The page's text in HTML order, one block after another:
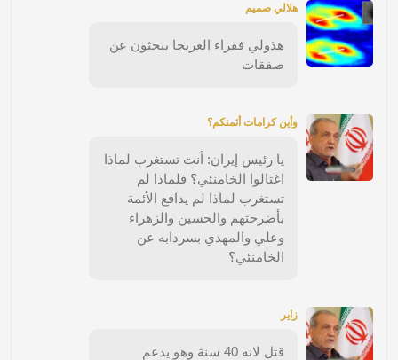
هلالي صميم
هذولي فقراء العريجا يبحثون عن
صفقات
وأين كرامات أئمتكم؟
يا رئيس إيران: أنت تستغرب لماذا
اغتالوا الخامنئي؟ فلماذا لم
تستغرب لماذا لم يدافع الأئمة
بأضرحتهم والحسين والزهراء
وعلي والمهدي بسردابه عن
الخامنئي؟
زاير
قتل لانه 40 سنة وهو يدعم